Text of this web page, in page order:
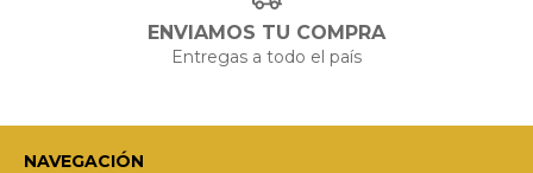
ENVIAMOS TU COMPRA
Entregas a todo el país
NAVEGACIÓN